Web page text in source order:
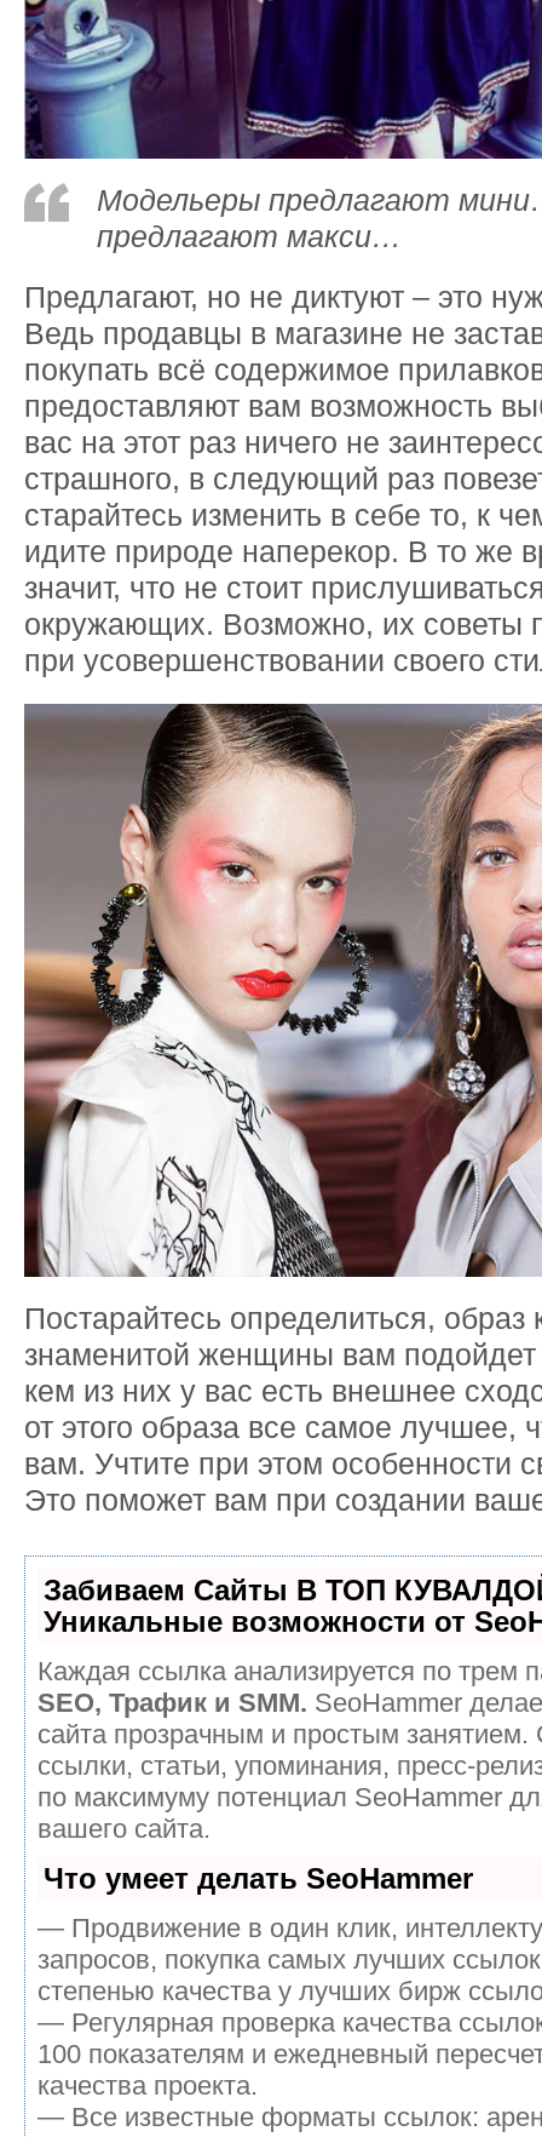
Модельеры предлагают
предлагают макси…
Предлагают, но не диктуют – это
Ведь продавцы в магазине не
покупать всё содержимое
предоставляют вам возможность
вас на этот раз ничего не
страшного, в следующий раз
старайтесь изменить в себе то, к
идите природе наперекор. В то же
значит, что не стоит
окружающих. Возможно, их советы
при усовершенствовании своего
Постарайтесь определиться, образ
знаменитой женщины вам подойдет
кем из них у вас есть внешнее
от этого образа все самое лучшее,
вам. Учтите при этом особенности
Это поможет вам при создании
Забиваем Сайты В ТОП
Уникальные возможности от
Каждая ссылка анализируется по трем
SEO, Трафик и SMM. SeoHammer
сайта прозрачным и простым
ссылки, статьи, упоминания, пресс-
по максимуму потенциал SeoHammer
вашего сайта.
Что умеет делать SeoHammer
— Продвижение в один клик,
запросов, покупка самых лучших
степенью качества у лучших бирж
— Регулярная проверка качества
100 показателям и ежедневный
качества проекта.
— Все известные форматы ссылок: